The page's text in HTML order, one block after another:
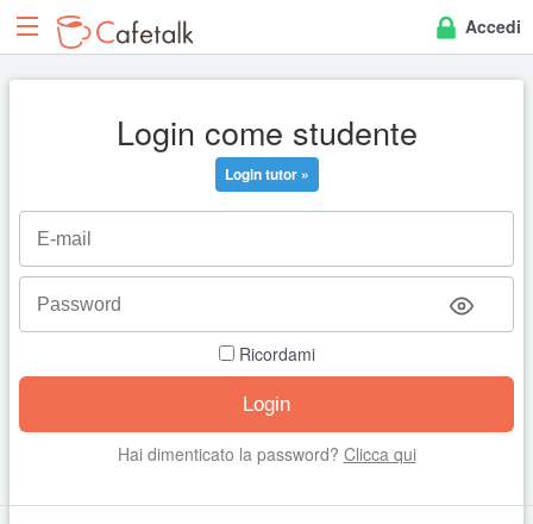
Accedi
Login come studente
Login tutor »
Ricordami
Hai dimenticato la password? Clicca qui